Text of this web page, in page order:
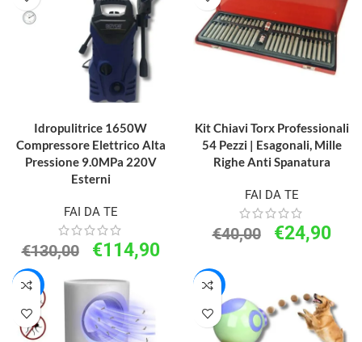
Idropulitrice 1650W
Compressore Elettrico Alta
Pressione 9.0MPa 220V
Esterni
FAI DA TE
€130,00 €114,90
Kit Chiavi Torx Professionali
54 Pezzi | Esagonali, Mille
Righe Anti Spanatura
FAI DA TE
€40,00 €24,90
-40% -50%